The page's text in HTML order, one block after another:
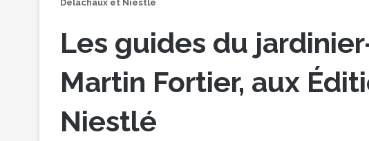
Delachaux et Niestlé
Les guides du
Martin Fortier, aux
Niestlé